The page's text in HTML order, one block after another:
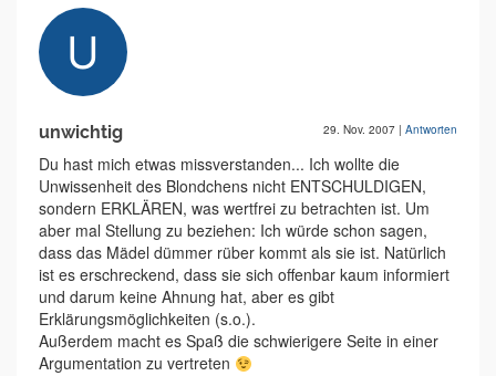
unwichtig 29. Nov. 2007 | Antworten
Du hast mich etwas missverstanden... Ich wollte die
Unwissenheit des Blondchens nicht ENTSCHULDIGEN,
sondern ERKLÄREN, was wertfrei zu betrachten ist. Um
aber mal Stellung zu beziehen: Ich würde schon sagen,
dass das Mädel dümmer rüber kommt als sie ist. Natürlich
ist es erschreckend, dass sie sich offenbar kaum informiert
und darum keine Ahnung hat, aber es gibt
Erklärungsmöglichkeiten (s.o.).
Außerdem macht es Spaß die schwierigere Seite in einer
Argumentation zu vertreten